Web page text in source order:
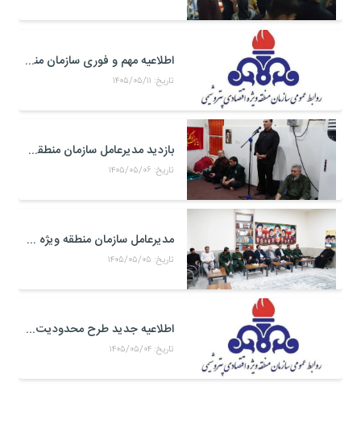
اطلاعیه مهم و فوری سازمان منطقه ویژه اقتصادی پتروشیمی
تاریخ: ۱۴۰۵/۰۵/۱۱
بازدید مدیرعامل سازمان منطقه ویژه اقتصادی پتروشیمی از موکب حضرت علی اکبر(ع) کارکنان منطقه ویژه اقتصادی پتروشیمی در مرز شلمچه
تاریخ: ۱۴۰۵/۰۵/۰۶
مدیرعامل سازمان منطقه ویژه اقتصادی پتروشیمی با فرمانده جدید سپاه بندر ماهشهر، امام جمعه شهرستان و خانواده شهدای صنعت پتروشیمی دیدار کرد
تاریخ: ۱۴۰۵/۰۵/۰۵
اطلاعیه جدید طرح محدودیت تردد خودرو به منطقه ویژه اقتصادی پتروشیمی
تاریخ: ۱۴۰۵/۰۵/۰۴